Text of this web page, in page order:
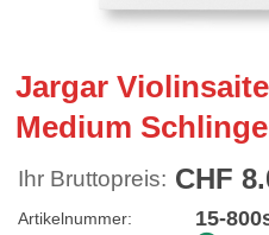
Jargar
Medium
Ihr Bruttopreis: CHF
Artikelnummer: 15-